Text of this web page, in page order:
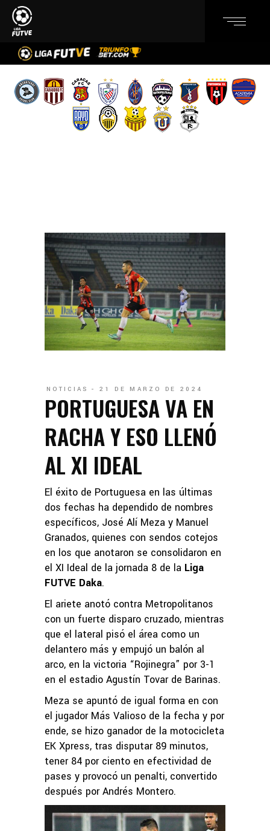
NOTICIAS 21 DE MARZO DE 2024
PORTUGUESA VA EN
RACHA Y ESO LLENÓ
AL XI IDEAL
El éxito de Portuguesa en las últimas
dos fechas ha dependido de nombres
específicos, José Alí Meza y Manuel
Granados, quienes con sendos cotejos
en los que anotaron se consolidaron en
el XI Ideal de la jornada 8 de la Liga
FUTVE Daka.
El ariete anotó contra Metropolitanos
con un fuerte disparo cruzado, mientras
que el lateral pisó el área como un
delantero más y empujó un balón al
arco, en la victoria “Rojinegra” por 3-1
en el estadio Agustín Tovar de Barinas.
Meza se apuntó de igual forma en con
el jugador Más Valioso de la fecha y por
ende, se hizo ganador de la motocicleta
EK Xpress, tras disputar 89 minutos,
tener 84 por ciento en efectividad de
pases y provocó un penalti, convertido
después por Andrés Montero.